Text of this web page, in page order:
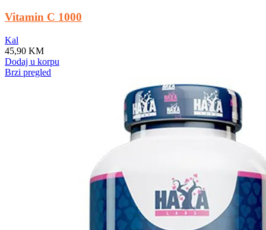
Vitamin C 1000
Kal
45,90 KM
Dodaj u korpu
Brzi pregled